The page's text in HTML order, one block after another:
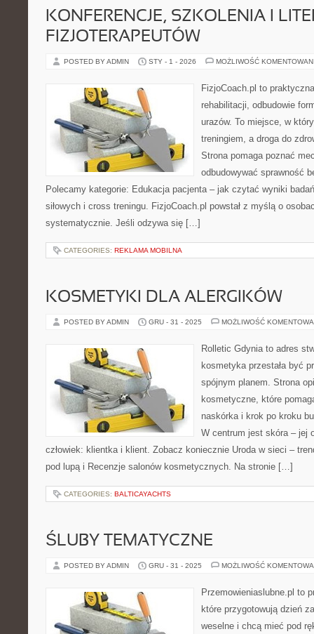
KONFERENCJE, SZKOLENIA I
FIZJOTERAPEUTÓW
POSTED BY ADMIN STY - 1 - 2026 MOŻLIWOŚĆ
FizjoCoach.pl to
rehabilitacji, odbudowie
urazów. To miejsce, w
treningiem, a droga do
Strona pomaga poznać
odbudowywać sprawność
Polecamy kategorie: Edukacja pacjenta – jak czytać wyniki
siłowych i cross treningu. FizjoCoach.pl powstał z myślą o
systematycznie. Jeśli odzywa się […]
CATEGORIES: REKLAMA MOBILNA
KOSMETYKI DLA ALERGIKÓW
POSTED BY ADMIN GRU - 31 - 2025 MOŻLIWOŚĆ
Rolletic Gdynia to adres
kosmetyka przestała być
spójnym planem. Strona
kosmetyczne, które
naskórka i krok po kroku
W centrum jest skóra – jej
człowiek: klientka i klient. Zobacz koniecznie Uroda w sieci –
pod lupą i Recenzje salonów kosmetycznych. Na stronie […]
CATEGORIES: BALTICAYACHTS
ŚLUBY TEMATYCZNE
POSTED BY ADMIN GRU - 31 - 2025 MOŻLIWOŚĆ
Przemowieniaslubne.pl to
które przygotowują dzień
weselne i chcą mieć pod